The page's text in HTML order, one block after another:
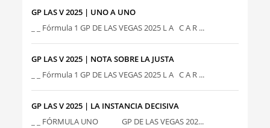
GP LAS V 2025 | UNO A UNO
_ _ Fórmula 1 GP DE LAS VEGAS 2025 L A C A R ...
GP LAS V 2025 | NOTA SOBRE LA JUSTA
_ _ Fórmula 1 GP DE LAS VEGAS 2025 L A C A R ...
GP LAS V 2025 | LA INSTANCIA DECISIVA
_ _ FÓRMULA UNO GP DE LAS VEGAS 202...